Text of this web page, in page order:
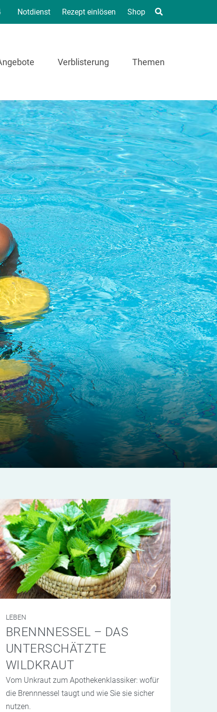
Notdienst Rezept einlösen Shop
Verblisterung Themen
LEBEN
BRENNNESSEL – DAS
UNTERSCHÄTZTE
WILDKRAUT
Vom Unkraut zum Apothekenklassiker: wofür
die Brennnessel taugt und wie Sie sie sicher
nutzen.